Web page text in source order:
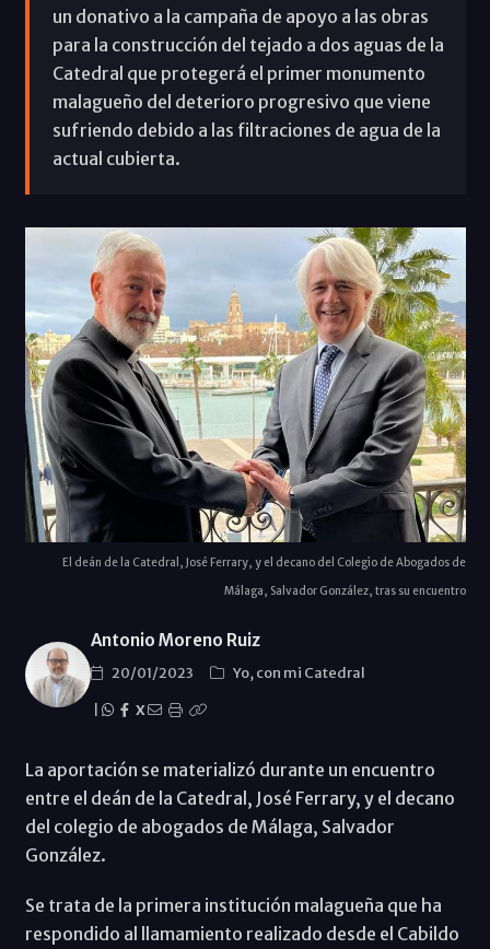
un donativo a la campaña de apoyo a las obras
para la construcción del tejado a dos aguas de la
Catedral que protegerá el primer monumento
malagueño del deterioro progresivo que viene
sufriendo debido a las filtraciones de agua de la
actual cubierta.
El deán de la Catedral, José Ferrary, y el decano del Colegio de Abogados de
Málaga, Salvador González, tras su encuentro
Antonio Moreno Ruiz
20/01/2023
Yo, con mi Catedral
X
La aportación se materializó durante un encuentro
entre el deán de la Catedral, José Ferrary, y el decano
del colegio de abogados de Málaga, Salvador
González.
Se trata de la primera institución malagueña que ha
respondido al llamamiento realizado desde el Cabildo